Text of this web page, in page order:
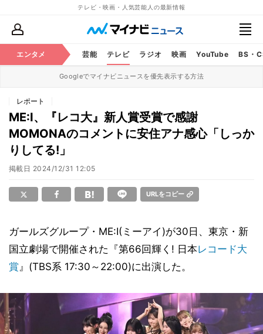
テレビ・映画・人気芸能人の最新情報
エンタメ 芸能 テレビ ラジオ 映画 YouTube BS・
Googleでマイナビニュースを優先表示する方法
レポート
ME:I、『レコ大』新人賞受賞で感謝
MOMONAのコメントに安住アナ感心「しっか
りしてる!」
掲載日 2024/12/31 12:05
URLをコピー
ガールズグループ・ME:I(ミーアイ)が30日、東京・新
国立劇場で開催された『第66回輝く! 日本レコード大
賞』(TBS系 17:30～22:00)に出演した。